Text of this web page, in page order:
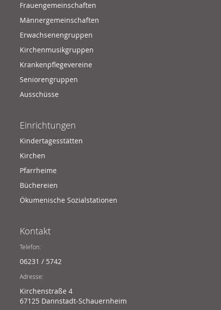
Frauengemeinschaften
Männergemeinschaften
Erwachsenengruppen
Kirchenmusikgruppen
Krankenpflegevereine
Seniorengruppen
Ausschüsse
Einrichtungen
Kindertagesstätten
Kirchen
Pfarrheime
Büchereien
Ökumenische Sozialstationen
Kontakt
Telefon:
06231 / 5742
Adresse:
Kirchenstraße 4
67125 Dannstadt-Schauernheim